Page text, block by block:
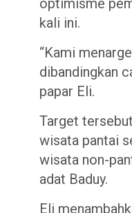
optimisme
kali ini.
​“Kami
dibandingkan
papar Eli.
​Target
wisata pantai
wisata non-
adat Baduy.
​Eli